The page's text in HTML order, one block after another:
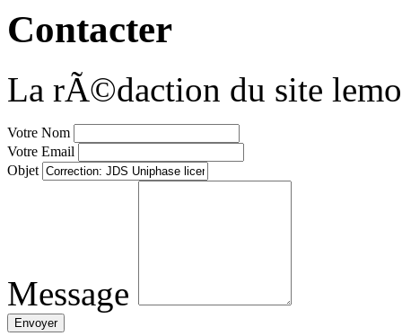
Contacter
La rÃ©daction du site
Votre Nom
Votre Email
Objet
Message